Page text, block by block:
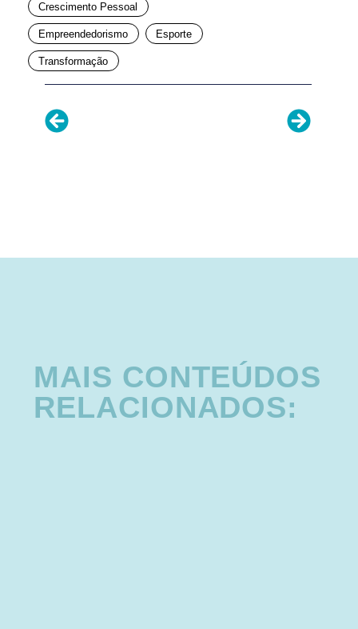
Crescimento Pessoal
Empreendedorismo Esporte
Transformação
MAIS CONTEÚDOS
RELACIONADOS: